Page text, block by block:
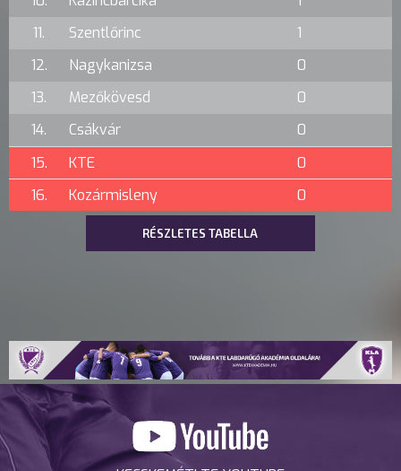
11.
Szentlőrinc
1
12.
Nagykanizsa
0
13.
Mezőkövesd
0
14.
Csákvár
0
15.
KTE
0
16.
Kozármisleny 0
RÉSZLETES TABELLA